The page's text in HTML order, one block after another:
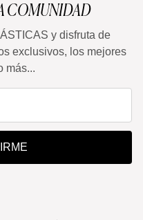
COMUNIDAD
y disfruta de
exclusivos, los mejores
más...